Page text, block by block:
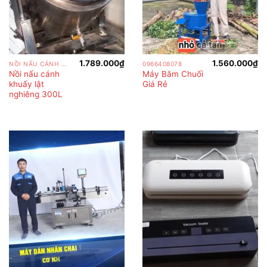
Nồi nấu cánh
khuấy lật
nghiêng 300L
1.789.000₫ 0966408078
Máy Băm Chuối
Giá Rẻ
1.560.000₫